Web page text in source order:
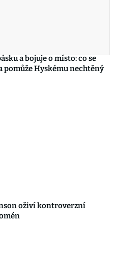
a bojuje o místo: co se
pomůže Hyskému nechtěný
oživí kontroverzní